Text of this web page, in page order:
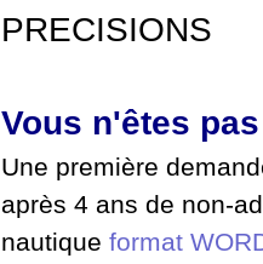
PRECISIONS
Vous n'êtes
Une première
après 4 ans de non-
nautique format